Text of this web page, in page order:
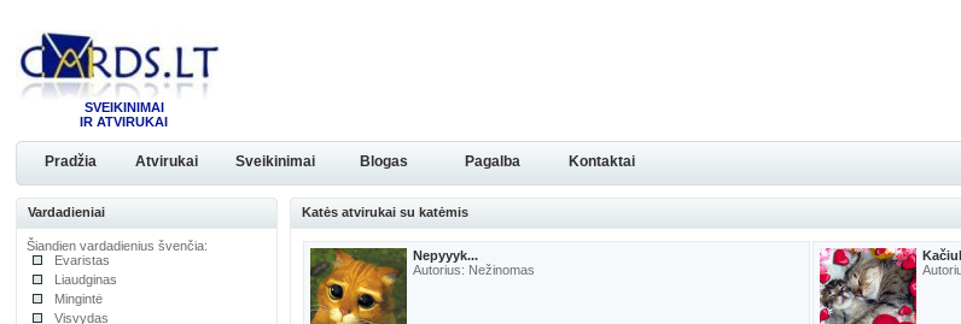
SVEIKINIMAI
IR ATVIRUKAI
Pradžia Atvirukai Sveikinimai Blogas Pagalba Kontaktai
Vardadieniai
Šiandien vardadienius švenčia:
Evaristas
Liaudginas
Mingintė
Visvydas
Katės atvirukai su katėmis
Nepyyyk...
Autorius: Nežinomas